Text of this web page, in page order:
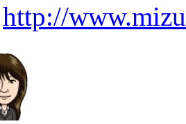
http://